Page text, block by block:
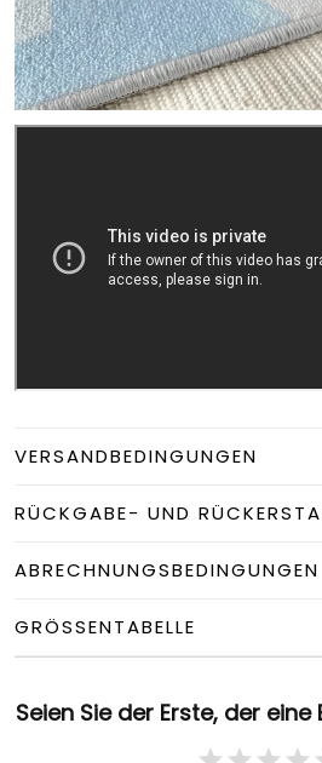
VERSANDBEDINGUNGEN
RÜCKGABE- UND
ABRECHNUNGSBEDINGUNGEN
GRÖSSENTABELLE
Seien Sie der Erste, der